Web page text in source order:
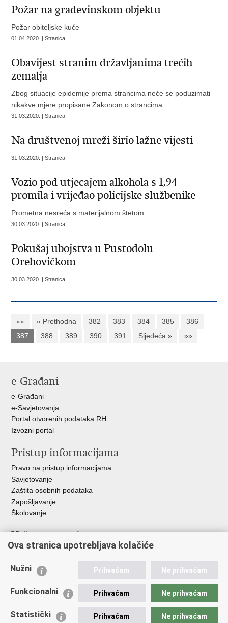
Požar na građevinskom objektu
Požar obiteljske kuće
01.04.2020. | Stranica
Obavijest stranim državljanima trećih
zemalja
Zbog situacije epidemije prema strancima neće se poduzimati
nikakve mjere propisane Zakonom o strancima
31.03.2020. | Stranica
Na društvenoj mreži širio lažne vijesti
31.03.2020. | Stranica
Vozio pod utjecajem alkohola s 1,94
promila i vrijeđao policijske službenike
Prometna nesreća s materijalnom štetom.
30.03.2020. | Stranica
Pokušaj ubojstva u Pustodolu
Orehovičkom
30.03.2020. | Stranica
«« « Prethodna 382 383 384 385
386
387
388 389 390 391 Sljedeća » »»
e-Građani
e-Građani
e-Savjetovanja
Portal otvorenih podataka RH
Izvozni portal
Pristup informacijama
Pravo na pristup informacijama
Savjetovanje
Zaštita osobnih podataka
Zapošljavanje
Školovanje
Važne poveznice
Ministarstvo unutarnjih poslova
Udruge
Policijska akademija
Zaklada policijske solidarnosti
Ova stranica upotrebljava kolačiće
Nužni Prihvaćam Ne prihvaćam
Funkcionalni Prihvaćam Ne prihvaćam
Statistički Prihvaćam Ne prihvaćam